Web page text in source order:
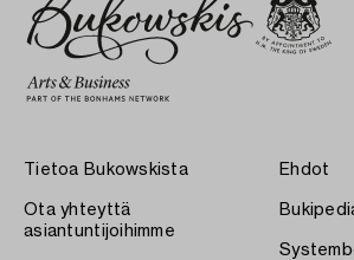
Tietoa Bukowskista
Ota yhteyttä
asiantuntijoihimme
Ehdot